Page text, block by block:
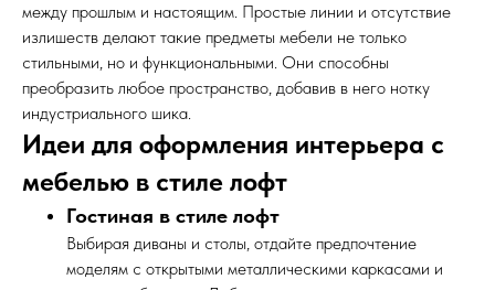
между прошлым и настоящим. Простые линии и отсутствие
излишеств делают такие предметы мебели не только
стильными, но и функциональными. Они способны
преобразить любое пространство, добавив в него нотку
индустриального шика.
Идеи для оформления интерьера с
мебелью в стиле лофт
Гостиная в стиле лофт
Выбирая диваны и столы, отдайте предпочтение
моделям с открытыми металлическими каркасами и